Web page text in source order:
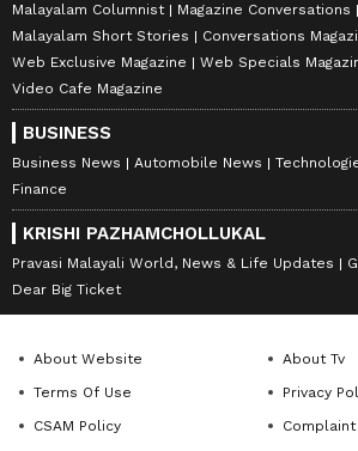
Malayalam Columnist
Magazine Conversations
Malayalam Short Stories
Conversations
Web Exclusive Magazine
Web Specials
Video Cafe Magazine
BUSINESS
Business News Automobile News
Finance
KRISHI PAZHAMCHOLLUKAL
Pravasi Malayali World, News & Life Updates
Dear Big Ticket
About Website
About Tv
Terms Of Use
Privacy
CSAM Policy
Complaint